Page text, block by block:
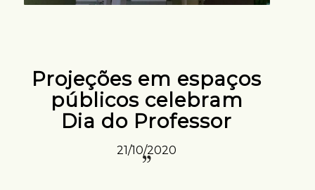
Projeções em espaços
públicos celebram
Dia do Professor
21/10/2020